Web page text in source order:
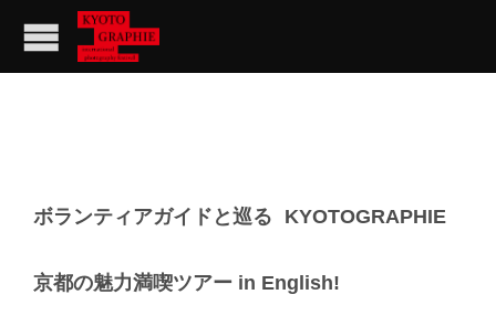
ボランティアガイドと巡る KYOTOGRAPHIE
京都の魅力満喫ツアー in English!